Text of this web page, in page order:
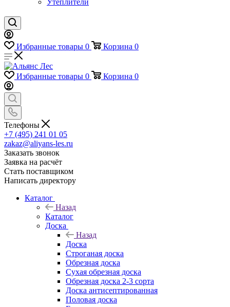
Утеплители
Избранные товары 0 Корзина 0
Избранные товары 0 Корзина 0
Телефоны
+7 (495) 241 01 05
zakaz@aliyans-les.ru
Заказать звонок
Заявка на расчёт
Стать поставщиком
Написать директору
Каталог
Назад
Каталог
Доска
Назад
Доска
Строганая доска
Обрезная доска
Сухая обрезная доска
Обрезная доска 2-3 сорта
Доска антисептированная
Половая доска